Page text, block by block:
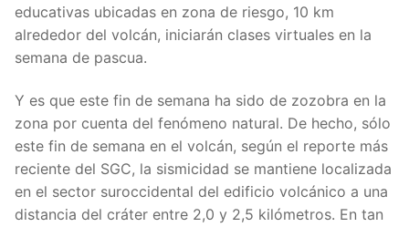
educativas ubicadas en zona de riesgo, 10 km
alrededor del volcán, iniciarán clases virtuales en la
semana de pascua.
Y es que este fin de semana ha sido de zozobra en la
zona por cuenta del fenómeno natural. De hecho, sólo
este fin de semana en el volcán, según el reporte más
reciente del SGC, la sismicidad se mantiene localizada
en el sector suroccidental del edificio volcánico a una
distancia del cráter entre 2,0 y 2,5 kilómetros. En tan